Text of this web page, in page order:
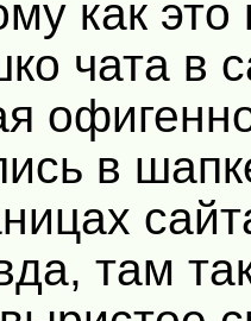
как это
чата в
в
там